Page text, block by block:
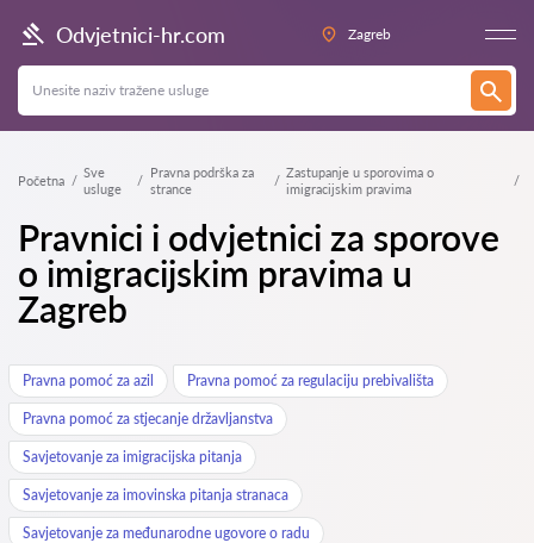
Odvjetnici-hr.com Zagreb
Početna
Sve
usluge
Pravna podrška za
strance
Zastupanje u sporovima o
imigracijskim pravima
Pravnici i odvjetnici za sporove
o imigracijskim pravima u
Zagreb
Pravna pomoć za azil Pravna pomoć za regulaciju prebivališta
Pravna pomoć za stjecanje državljanstva
Savjetovanje za imigracijska pitanja
Savjetovanje za imovinska pitanja stranaca
Savjetovanje za međunarodne ugovore o radu